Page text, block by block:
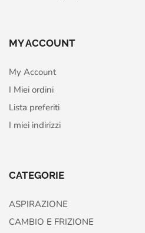
MY ACCOUNT
My Account
I Miei ordini
Lista preferiti
I miei indirizzi
CATEGORIE
ASPIRAZIONE
CAMBIO E FRIZIONE